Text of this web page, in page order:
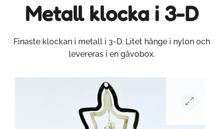
Metall klocka i 3-D
Finaste klockan i metall i 3-D. Litet hänge i nylon och
levereras i en gåvobox.